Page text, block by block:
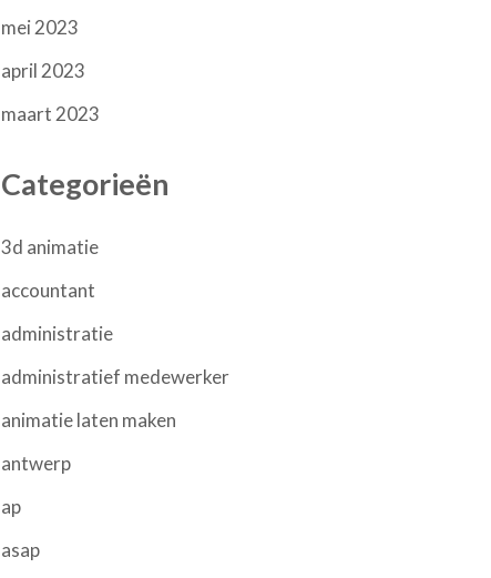
mei 2023
april 2023
maart 2023
Categorieën
3d animatie
accountant
administratie
administratief medewerker
animatie laten maken
antwerp
ap
asap